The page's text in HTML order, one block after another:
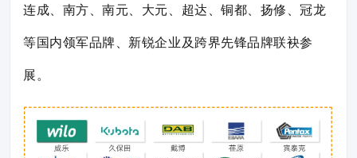
连成、南方、南元、大元、超达、铜都、扬修、冠龙
等国内领军品牌、新锐企业及跨界先锋品牌联袂参
展。